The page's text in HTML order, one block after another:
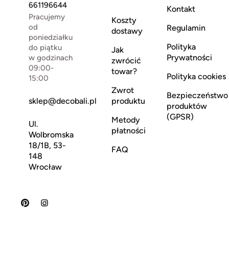
661196644
Pracujemy
od
poniedziałku
do piątku
w godzinach
09:00-
15:00
sklep@decobali.pl
Ul.
Wolbromska
18/1B, 53-
148
Wrocław
Koszty
dostawy
Jak
zwrócić
towar?
Zwrot
produktu
Metody
płatności
FAQ
Kontakt
Regulamin
Polityka
Prywatności
Polityka cookies
Bezpieczeństwo
produktów
(GPSR)